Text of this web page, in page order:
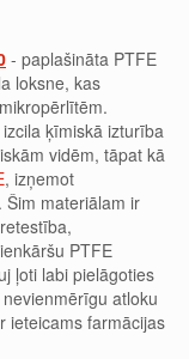
- paplašināta PTFE
loksne, kas
ķīmiskā izturība
vidēm, tāpat kā
, izņemot
Šim materiālam ir
PTFE
ļoti labi pielāgoties
atloku
ieteicams farmācijas